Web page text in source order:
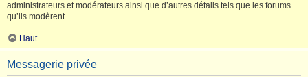
administrateurs et modérateurs ainsi que d’autres détails tels que les forums
qu’ils modèrent.
Haut
Messagerie privée